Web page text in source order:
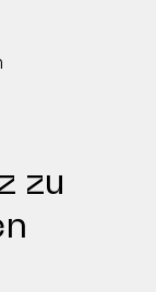
zu